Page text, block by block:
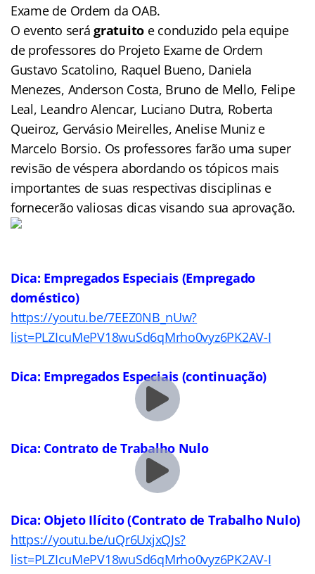
Exame de Ordem da OAB.
O evento serágratuito e conduzido pela equipe
de professores do Projeto Exame de Ordem
Gustavo Scatolino, Raquel Bueno, Daniela
Menezes, Anderson Costa, Bruno de Mello, Felipe
Leal, Leandro Alencar, Luciano Dutra, Roberta
Queiroz, Gervásio Meirelles, Anelise Muniz e
Marcelo Borsio. Os professores farão uma super
revisão de véspera abordando os tópicos mais
importantes de suas respectivas disciplinas e
fornecerão valiosas dicas visando sua aprovação.
Dica: Empregados Especiais (Empregado
doméstico)
https://youtu.be/7EEZ0NB_nUw?
list=PLZIcuMePV18wuSd6qMrho0vyz6PK2AV-I
Dica: Empregados Especiais (continuação)
Dica: Contrato de Trabalho Nulo
Dica: Objeto Ilícito (Contrato de Trabalho Nulo)
https://youtu.be/uQr6UxjxQJs?
list=PLZIcuMePV18wuSd6qMrho0vyz6PK2AV-I